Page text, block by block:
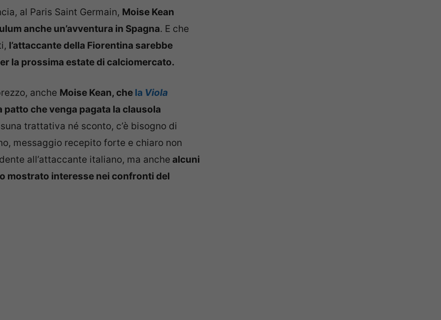
al Paris Saint Germain, Moise Kean
anche un’avventura in Spagna. E che
l’attaccante della Fiorentina sarebbe
la prossima estate di calciomercato.
anche Moise Kean, che la Viola
patto che venga pagata la clausola
trattativa né sconto, c’è bisogno di
messaggio recepito forte e chiaro non
all’attaccante italiano, ma anche alcuni
mostrato interesse nei confronti del